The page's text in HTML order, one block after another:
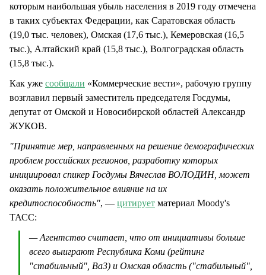
которым наибольшая убыль населения в 2019 году отмечена
в таких субъектах Федерации, как Саратовская область
(19,0 тыс. человек), Омская (17,6 тыс.), Кемеровская (16,5
тыс.), Алтайский край (15,8 тыс.), Волгоградская область
(15,8 тыс.).
Как уже сообщали «Коммерческие вести», рабочую группу
возглавил первый заместитель председателя Госдумы,
депутат от Омской и Новосибирской областей Александр
ЖУКОВ.
"Принятие мер, направленных на решение демографических
проблем российских регионов, разработку которых
инициировал спикер Госдумы Вячеслав ВОЛОДИН, может
оказать положительное влияние на их
кредитоспособность", — цитирует материал Moody's
ТАСС:
— Агентство считает, что от инициативы больше
всего выиграют Республика Коми (рейтинг
"стабильный", Ba3) и Омская область ("стабильный",